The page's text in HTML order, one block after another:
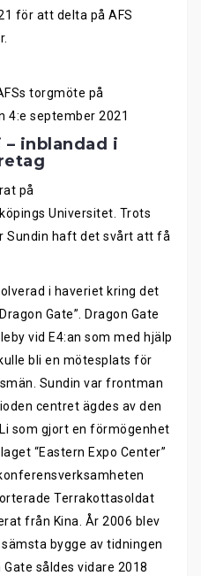
för att delta på AFS
torgmöte på
4:e september 2021
inblandad i
på
Universitet. Trots
Sundin haft det svårt att få
i haveriet kring det
Gate”. Dragon Gate
vid E4:an som med hjälp
bli en mötesplats för
Sundin var frontman
centret ägdes av den
som gjort en förmögenhet
“Eastern Expo Center”
Terrakottasoldat
från Kina. År 2006 blev
bygge av tidningen
såldes vidare 2018